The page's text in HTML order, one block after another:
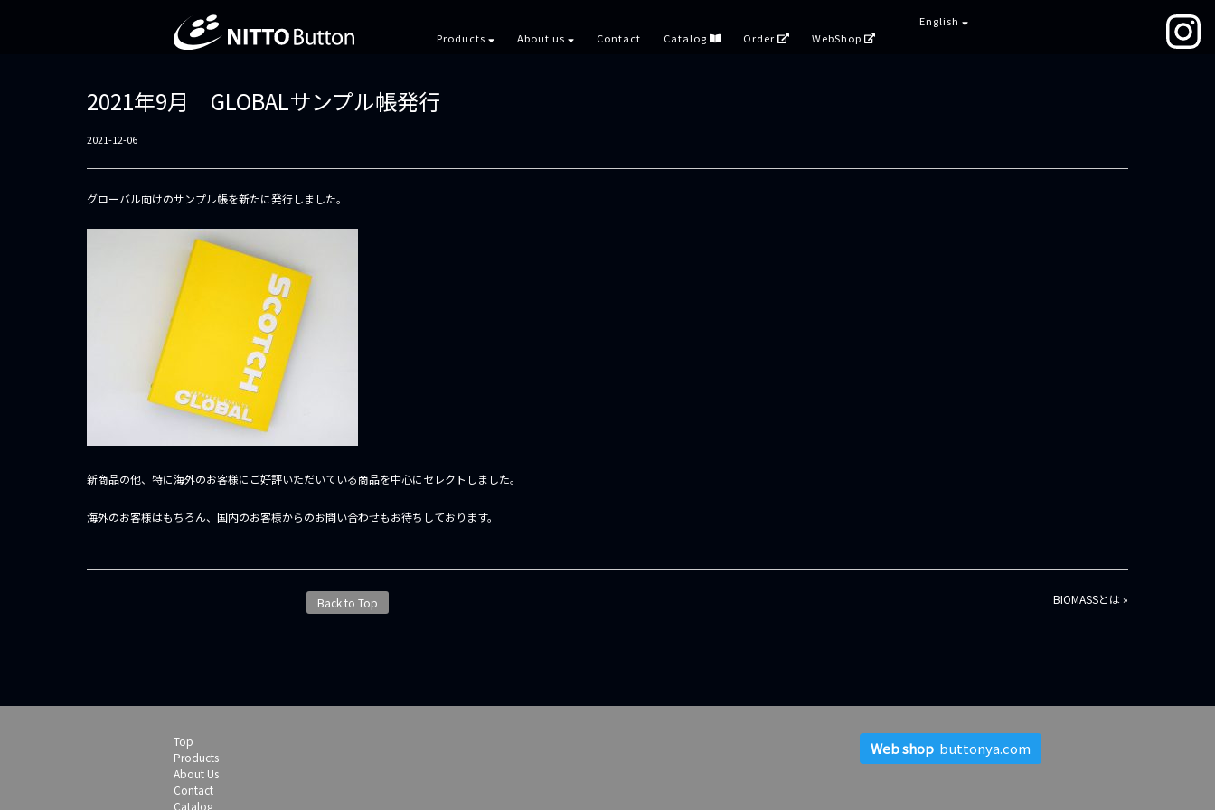
Products About us Contact Catalog Order WebShop
English
2021年9月 GLOBALサンプル帳発行
2021-12-06
グローバル向けのサンプル帳を新たに発行しました。
新商品の他、特に海外のお客様にご好評いただいている商品を中心にセレクトしました。
海外のお客様はもちろん、国内のお客様からのお問い合わせもお待ちしております。
BIOMASSとは »
Back to Top
Top
Products
About Us
Contact
Catalog
Web shopbuttonya.com